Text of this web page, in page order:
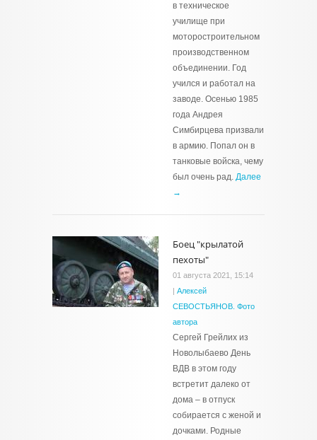
в техническое
училище при
моторостроительном
производственном
объединении. Год
учился и работал на
заводе. Осенью 1985
года Андрея
Симбирцева призвали
в армию. Попал он в
танковые войска, чему
был очень рад. Далее
→
Боец "крылатой
пехоты"
01 августа 2021, 15:14
| Алексей
СЕВОСТЬЯНОВ. Фото
автора
Сергей Грейлих из
Новолыбаево День
ВДВ в этом году
встретит далеко от
дома – в отпуск
собирается с женой и
дочками. Родные